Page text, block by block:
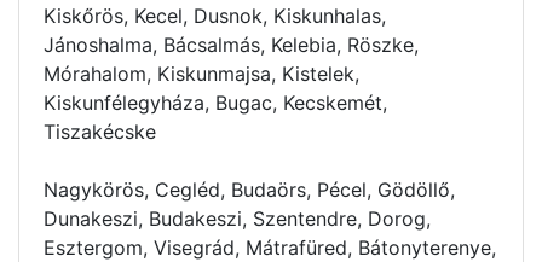
Kiskőrös, Kecel, Dusnok, Kiskunhalas,
Jánoshalma, Bácsalmás, Kelebia, Röszke,
Mórahalom, Kiskunmajsa, Kistelek,
Kiskunfélegyháza, Bugac, Kecskemét,
Tiszakécske
Nagykörös, Cegléd, Budaörs, Pécel, Gödöllő,
Dunakeszi, Budakeszi, Szentendre, Dorog,
Esztergom, Visegrád, Mátrafüred, Bátonyterenye,